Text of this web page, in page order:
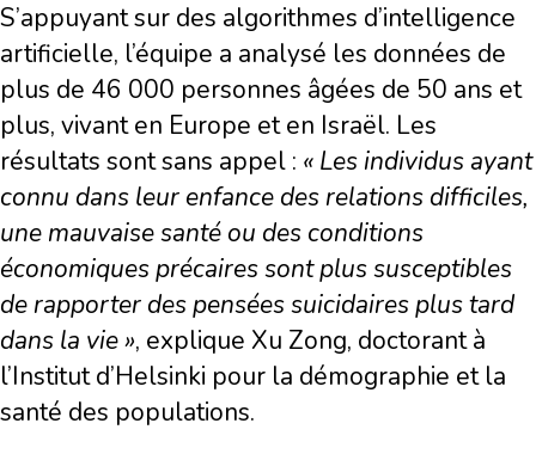
S’appuyant sur des algorithmes d’intelligence
artificielle, l’équipe a analysé les données de
plus de 46 000 personnes âgées de 50 ans et
plus, vivant en Europe et en Israël. Les
résultats sont sans appel : « Les individus ayant
connu dans leur enfance des relations difficiles,
une mauvaise santé ou des conditions
économiques précaires sont plus susceptibles
de rapporter des pensées suicidaires plus tard
dans la vie », explique Xu Zong, doctorant à
l’Institut d’Helsinki pour la démographie et la
santé des populations.